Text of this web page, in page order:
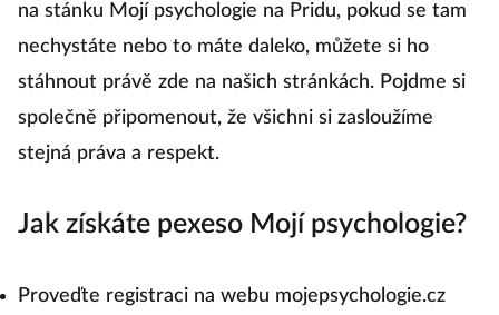
na stánku Mojí psychologie na Pridu, pokud se tam
nechystáte nebo to máte daleko, můžete si ho
stáhnout právě zde na našich stránkách. Pojdme si
společně připomenout, že všichni si zasloužíme
stejná práva a respekt.
Jak získáte pexeso Mojí psychologie?
Proveďte registraci na webu mojepsychologie.cz